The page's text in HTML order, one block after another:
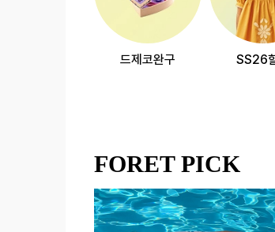
드제코완구 SS26
FORET PICK